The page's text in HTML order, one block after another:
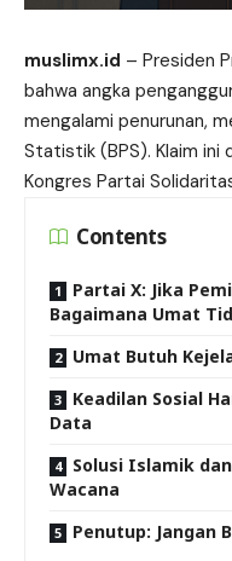
muslimx.id – Presiden
bahwa angka
mengalami penurunan,
Statistik (BPS). Klaim ini
Kongres Partai
Contents
Partai X: Jika
Bagaimana Umat
Umat Butuh
Keadilan Sosial
Data
Solusi Islamik
Wacana
Penutup: Jangan